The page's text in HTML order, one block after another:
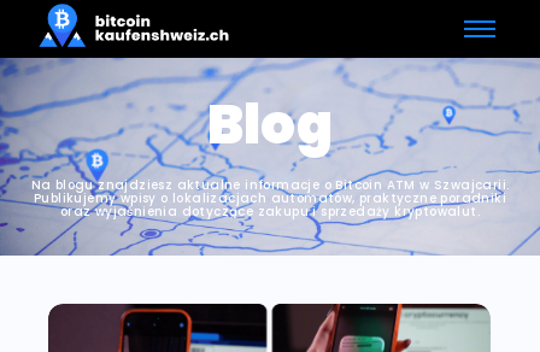
Blog
Na blogu znajdziesz aktualne informacje o Bitcoin ATM w Szwajcarii.
Publikujemy wpisy o lokalizacjach automatów, praktyczne poradniki
oraz wyjaśnienia dotyczące zakupu i sprzedaży kryptowalut.